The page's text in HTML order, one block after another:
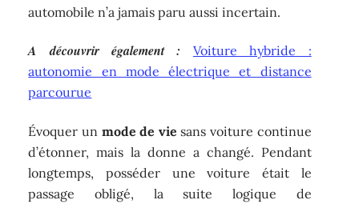
automobile n’a jamais paru aussi incertain.
A découvrir également :
Voiture hybride :
autonomie en mode électrique et distance
parcourue
Évoquer un mode de vie sans voiture continue
d’étonner, mais la donne a changé. Pendant
longtemps, posséder une voiture était le
passage obligé, la suite logique de